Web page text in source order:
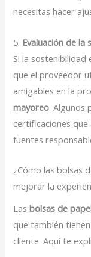
necesitas hacer
5. Evaluación de
Si la
que el proveedor
amigables en la
mayoreo. Algunos
certificaciones
fuentes
¿Cómo las bolsas
mejorar la
Lasbolsas de
que también
cliente. Aquí te